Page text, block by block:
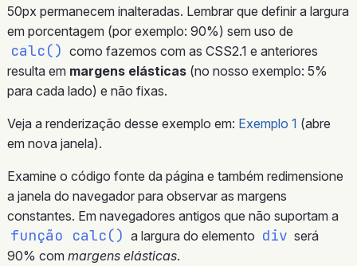
50px permanecem inalteradas. Lembrar que definir a largura
em porcentagem (por exemplo: 90%) sem uso de
calc() como fazemos com as CSS2.1 e anteriores
resulta em margens elásticas(no nosso exemplo: 5%
para cada lado) e não fixas.
Veja a renderização desse exemplo em: Exemplo 1 (abre
em nova janela).
Examine o código fonte da página e também redimensione
a janela do navegador para observar as margens
constantes. Em navegadores antigos que não suportam a
função calc() a largura do elemento div será
90% com margens elásticas.